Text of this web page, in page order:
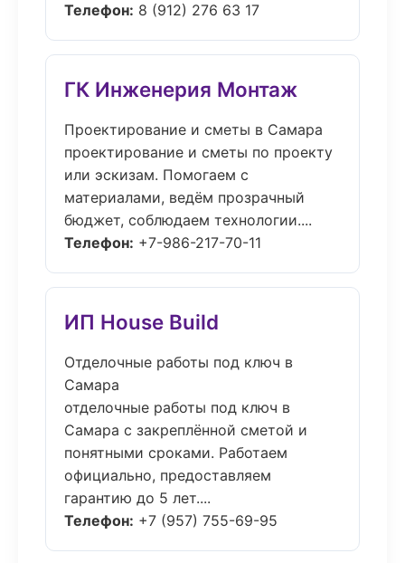
Телефон: 8 (912) 276 63 17
ГК Инженерия Монтаж
Проектирование и сметы в Самара
проектирование и сметы по проекту
или эскизам. Помогаем с
материалами, ведём прозрачный
бюджет, соблюдаем технологии....
Телефон: +7-986-217-70-11
ИП House Build
Отделочные работы под ключ в
Самара
отделочные работы под ключ в
Самара с закреплённой сметой и
понятными сроками. Работаем
официально, предоставляем
гарантию до 5 лет....
Телефон: +7 (957) 755-69-95